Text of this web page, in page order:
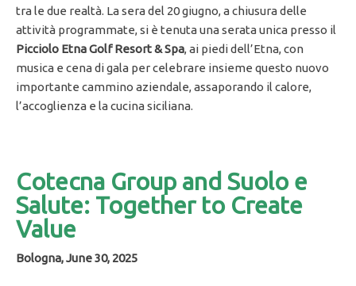
tra le due realtà. La sera del 20 giugno, a chiusura delle
attività programmate, si è tenuta una serata unica presso il
Picciolo Etna Golf Resort & Spa, ai piedi dell’Etna, con
musica e cena di gala per celebrare insieme questo nuovo
importante cammino aziendale, assaporando il calore,
l’accoglienza e la cucina siciliana.
Cotecna Group and Suolo e
Salute: Together to Create
Value
Bologna, June 30, 2025